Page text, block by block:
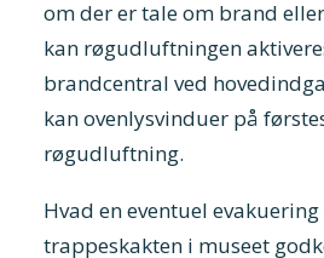
om der er tale om brand
kan røgudluftningen
brandcentral ved
kan ovenlysvinduer på
røgudluftning.
Hvad en eventuel
trappeskakten i museet